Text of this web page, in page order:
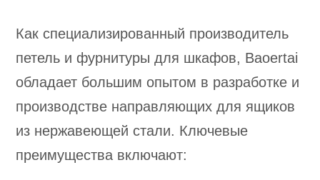
Как специализированный производитель
петель и фурнитуры для шкафов, Baoertai
обладает большим опытом в разработке и
производстве направляющих для ящиков
из нержавеющей стали. Ключевые
преимущества включают: